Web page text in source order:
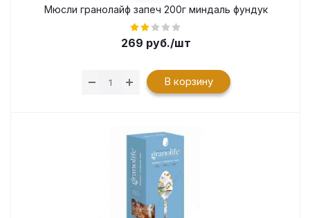
Мюсли гранолайф запеч 200г миндаль фундук
269 руб./шт
В корзину